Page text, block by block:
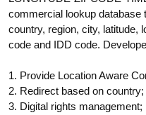
commercial lookup database
country, region, city, latitude,
code and IDD code.
1. Provide Location Aware
2. Redirect based on country;
3. Digital rights management;